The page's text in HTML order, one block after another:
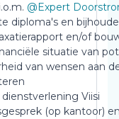
@Expert
diploma's en
en/of
situatie van
van wensen aan
Viisi
(op kantoor)